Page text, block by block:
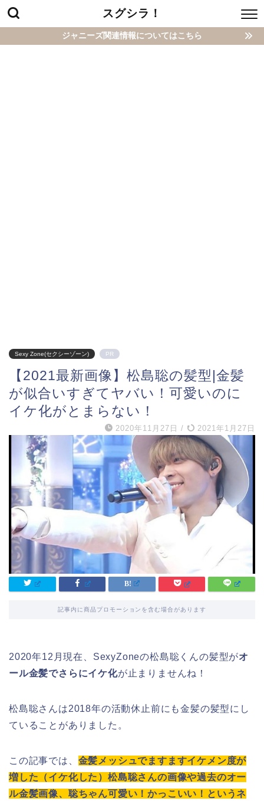
スグシラ！
ジャニーズ関連情報についてはこちら
Sexy Zone(セクシーゾーン) PR
【2021最新画像】松島聡の髪型|金髪
が似合いすぎてヤバい！可愛いのに
イケ化がとまらない！
2020年11月27日 / 2021年1月27日
記事内に商品プロモーションを含む場合があります
2020年12月現在、SexyZoneの松島聡くんの髪型がオ
ール金髪でさらにイケ化が止まりませんね！
松島聡さんは2018年の活動休止前にも金髪の髪型にし
ていることがありました。
この記事では、 金髪メッシュでますますイケメン度が
増した（イケ化した）松島聡さんの画像や過去のオー
ル金髪画像、聡ちゃん可愛い！かっこいい！というネ